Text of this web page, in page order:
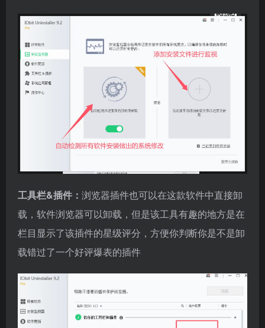
工具栏&插件： 浏览器插件也可以在这款软件中直接卸
载，软件浏览器可以卸载，但是该工具有趣的地方是在
栏目显示了该插件的星级评分，方便你判断你是不是卸
载错过了一个好评爆表的插件